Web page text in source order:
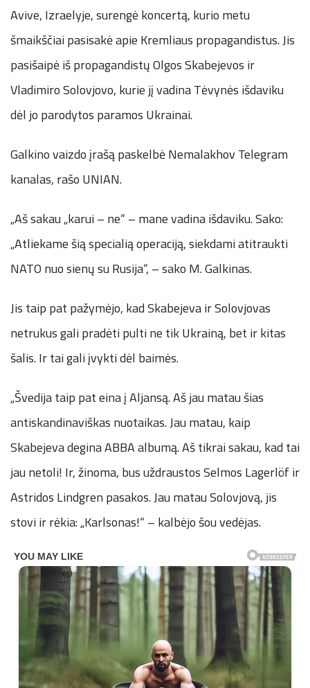
Avive, Izraelyje, surengė koncertą, kurio metu
šmaikščiai pasisakė apie Kremliaus propagandistus. Jis
pasišaipė iš propagandistų Olgos Skabejevos ir
Vladimiro Solovjovo, kurie jį vadina Tėvynės išdaviku
dėl jo parodytos paramos Ukrainai.
Galkino vaizdo įrašą paskelbė Nemalakhov Telegram
kanalas, rašo UNIAN.
„Aš sakau „karui – ne“ – mane vadina išdaviku. Sako:
„Atliekame šią specialią operaciją, siekdami atitraukti
NATO nuo sienų su Rusija“, – sako M. Galkinas.
Jis taip pat pažymėjo, kad Skabejeva ir Solovjovas
netrukus gali pradėti pulti ne tik Ukrainą, bet ir kitas
šalis. Ir tai gali įvykti dėl baimės.
„Švedija taip pat eina į Aljansą. Aš jau matau šias
antiskandinaviškas nuotaikas. Jau matau, kaip
Skabejeva degina ABBA albumą. Aš tikrai sakau, kad tai
jau netoli! Ir, žinoma, bus uždraustos Selmos Lagerlöf ir
Astridos Lindgren pasakos. Jau matau Solovjovą, jis
stovi ir rėkia: „Karlsonas!“ – kalbėjo šou vedėjas.